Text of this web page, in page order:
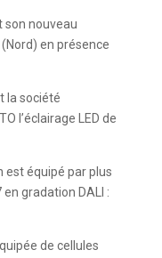
son nouveau
en présence
la société
l’éclairage LED de
est équipé par plus
gradation DALI :
de cellules